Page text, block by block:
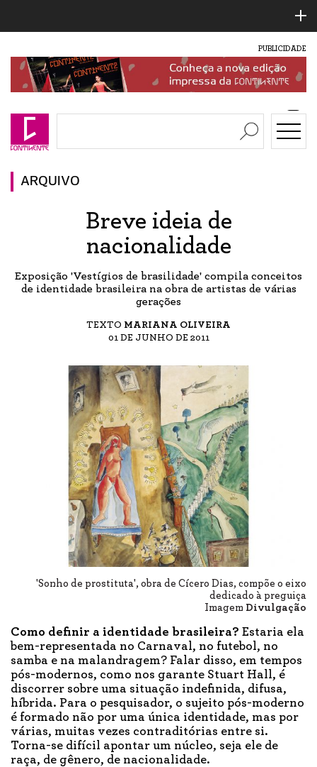
PUBLICIDADE
ARQUIVO
Breve ideia de
nacionalidade
Exposição 'Vestígios de brasilidade' compila conceitos
de identidade brasileira na obra de artistas de várias
gerações
TEXTO MARIANA OLIVEIRA
01 DE JUNHO DE 2011
'Sonho de prostituta', obra de Cícero Dias, compõe o eixo
dedicado à preguiça
Imagem Divulgação
Como definir a identidade brasileira? Estaria ela
bem-representada no Carnaval, no futebol, no
samba e na malandragem? Falar disso, em tempos
pós-modernos, como nos garante Stuart Hall, é
discorrer sobre uma situação indefinida, difusa,
híbrida. Para o pesquisador, o sujeito pós-moderno
é formado não por uma única identidade, mas por
várias, muitas vezes contraditórias entre si.
Torna-se difícil apontar um núcleo, seja ele de
raça, de gênero, de nacionalidade.